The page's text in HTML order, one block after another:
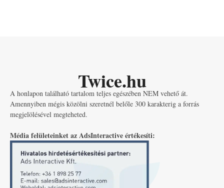
Twice.hu
A honlapon található tartalom teljes egészében NEM vehető át.
Amennyiben mégis közölni szeretnél belőle 300 karakterig a forrás
megjelölésével megteheted.
Média felületeinket az AdsInteractive értékesíti: